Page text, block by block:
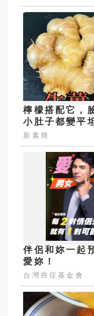
檸檬搭配它，
小肚子都變平
新素簡
伴侶和妳一起
愛妳！
台灣癌症基金會